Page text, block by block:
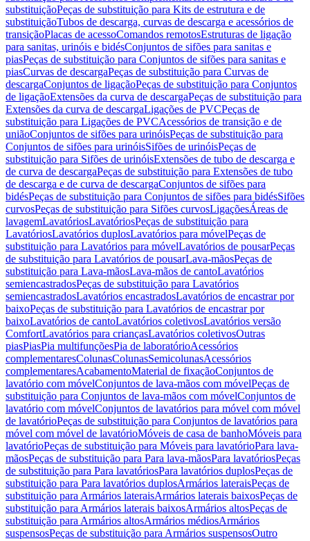
substituiçãoPeças de substituição para Kits de estrutura e de
substituiçãoTubos de descarga, curvas de descarga e acessórios de
transiçãoPlacas de acessoComandos remotosEstruturas de ligação
para sanitas, urinóis e bidésConjuntos de sifões para sanitas e
piasPeças de substituição para Conjuntos de sifões para sanitas e
piasCurvas de descargaPeças de substituição para Curvas de
descargaConjuntos de ligaçãoPeças de substituição para Conjuntos
de ligaçãoExtensões da curva de descargaPeças de substituição para
Extensões da curva de descargaLigações de PVCPeças de
substituição para Ligações de PVCAcessórios de transição e de
uniãoConjuntos de sifões para urinóisPeças de substituição para
Conjuntos de sifões para urinóisSifões de urinóisPeças de
substituição para Sifões de urinóisExtensões de tubo de descarga e
de curva de descargaPeças de substituição para Extensões de tubo
de descarga e de curva de descargaConjuntos de sifões para
bidésPeças de substituição para Conjuntos de sifões para bidésSifões
curvosPeças de substituição para Sifões curvosLigaçõesÁreas de
lavagemLavatóriosLavatóriosPeças de substituição para
LavatóriosLavatórios duplosLavatórios para móvelPeças de
substituição para Lavatórios para móvelLavatórios de pousarPeças
de substituição para Lavatórios de pousarLava-mãosPeças de
substituição para Lava-mãosLava-mãos de cantoLavatórios
semiencastradosPeças de substituição para Lavatórios
semiencastradosLavatórios encastradosLavatórios de encastrar por
baixoPeças de substituição para Lavatórios de encastrar por
baixoLavatórios de cantoLavatórios coletivosLavatórios versão
ComfortLavatórios para criançasLavatórios coletivosOutras
piasPiasPia multifunçõesPia de laboratórioAcessórios
complementaresColunasColunasSemicolunasAcessórios
complementaresAcabamentoMaterial de fixaçãoConjuntos de
lavatório com móvelConjuntos de lava-mãos com móvelPeças de
substituição para Conjuntos de lava-mãos com móvelConjuntos de
lavatório com móvelConjuntos de lavatórios para móvel com móvel
de lavatórioPeças de substituição para Conjuntos de lavatórios para
móvel com móvel de lavatórioMóveis de casa de banhoMóveis para
lavatórioPeças de substituição para Móveis para lavatórioPara lava-
mãosPeças de substituição para Para lava-mãosPara lavatóriosPeças
de substituição para Para lavatóriosPara lavatórios duplosPeças de
substituição para Para lavatórios duplosArmários lateraisPeças de
substituição para Armários lateraisArmários laterais baixosPeças de
substituição para Armários laterais baixosArmários altosPeças de
substituição para Armários altosArmários médiosArmários
suspensosPeças de substituição para Armários suspensosOutro